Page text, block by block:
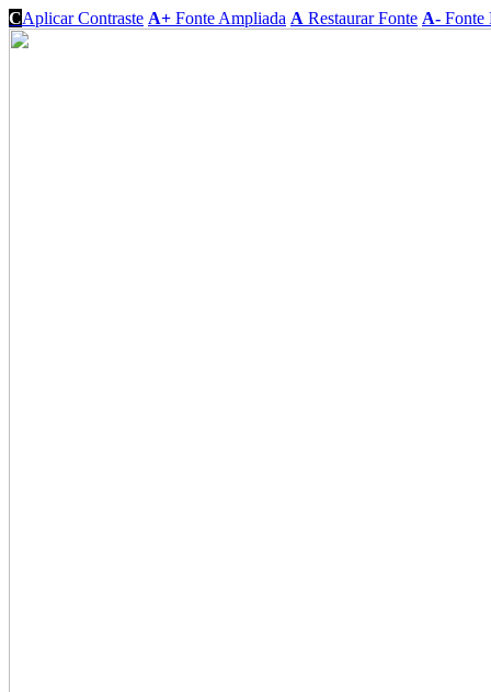
CAplicar Contraste A+ Fonte Ampliada A Restaurar Fonte A- Fonte